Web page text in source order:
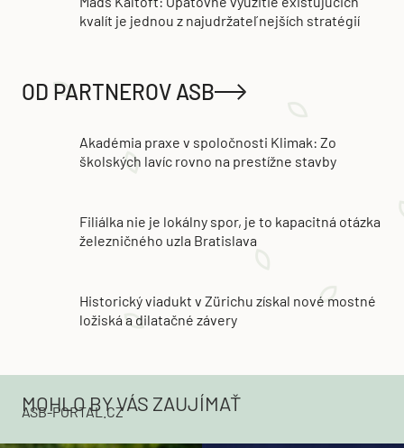
kvalít je jednou z najudržateľnejších stratégií
OD PARTNEROV ASB
Akadémia praxe v spoločnosti Klimak: Zo
školských lavíc rovno na prestížne stavby
Filiálka nie je lokálny spor, je to kapacitná otázka
železničného uzla Bratislava
Historický viadukt v Zürichu získal nové mostné
ložiská a dilatačné závery
MOHLO BY VÁS ZAUJÍMAŤ
ASB-PORTAL.CZ